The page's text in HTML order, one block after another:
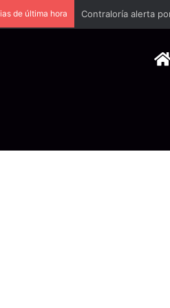
de última hora